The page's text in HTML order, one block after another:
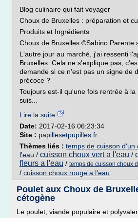
Blog culinaire qui fait voyager
Choux de Bruxelles : préparation et
Produits et Ingrédients
Choux de Bruxelles ©Sabino Parente
L'autre jour au marché, j'ai ressenti
Bruxelles. Cela ne s'explique pas,
demande si ce n'est pas un signe de
précoce ?
Toujours est-il qu'une fois rentrée à la
suis...
Lire la suite
Date: 2017-02-16 06:23:34
Site : papillesetpupilles.fr
Thèmes liés : temps de cuisson d'un
l'eau / cuisson choux vert a l'eau /
fleurs a l'eau / temps de cuisson choux
/ cuisson choux rouge a l'eau
Poulet aux Choux de
cétogène
Le poulet, viande populaire et